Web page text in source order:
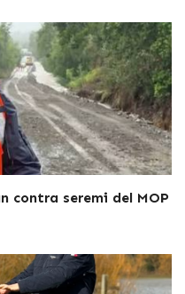
contra seremi del MOP